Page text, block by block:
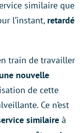
similaire que
l’instant, retardé
train de travailler
nouvelle
de cette
Ce n’est
similaire à